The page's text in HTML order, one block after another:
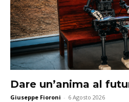
Dare un’anima al
Giuseppe Fioroni - 6 Agosto 2026